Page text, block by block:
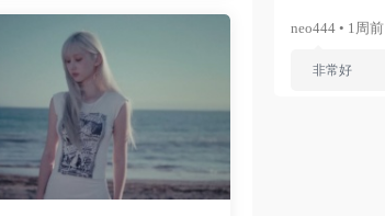
neo444 • 1周前
非常好